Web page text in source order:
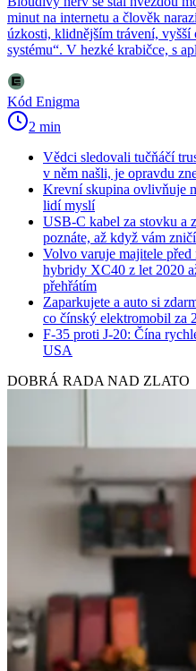
minut na internetu a člověk
úzkosti, klidnějším trávení, vyšší
systému“. V hezké krabičce, s
Kód Enigma
2 min
Vědci sledovali tučňáčí
v něm našli, je opravdu
Krevní skupina ovlivňuje
lidí myslí
USB-C kabel za stovku a
poznáte, až když vám
Volvo varuje majitele
hybridy XC40 z let 2020
přehřátím
Zaparkujete a auto si
co čínský elektromobil za
F-35 proti J-20: Čína
USA
DOBRÁ RADA NAD ZLATO